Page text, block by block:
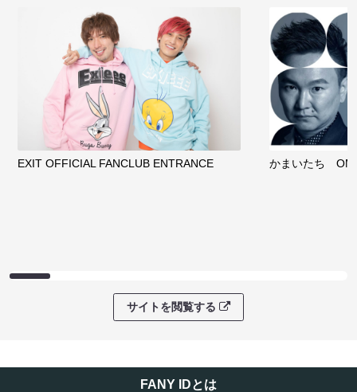
EXIT OFFICIAL FANCLUB ENTRANCE かまいたち
サイトを閲覧する
FANY IDとは